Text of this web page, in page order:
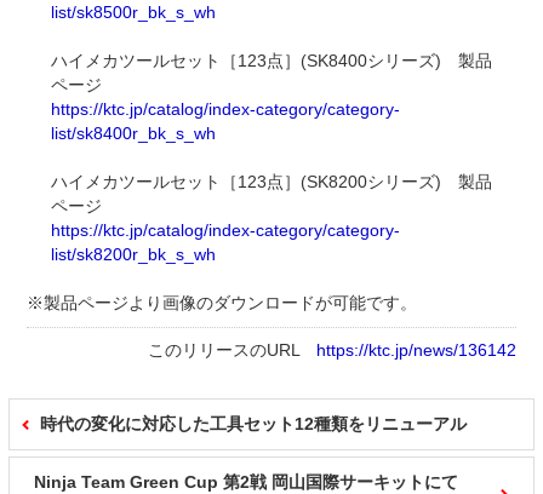
list/sk8500r_bk_s_wh
ハイメカツールセット［123点］(SK8400シリーズ) 製品
ページ
https://ktc.jp/catalog/index-category/category-
list/sk8400r_bk_s_wh
ハイメカツールセット［123点］(SK8200シリーズ) 製品
ページ
https://ktc.jp/catalog/index-category/category-
list/sk8200r_bk_s_wh
※製品ページより画像のダウンロードが可能です。
このリリースのURL https://ktc.jp/news/136142
時代の変化に対応した工具セット12種類をリニューアル
Ninja Team Green Cup 第2戦 岡山国際サーキットにて